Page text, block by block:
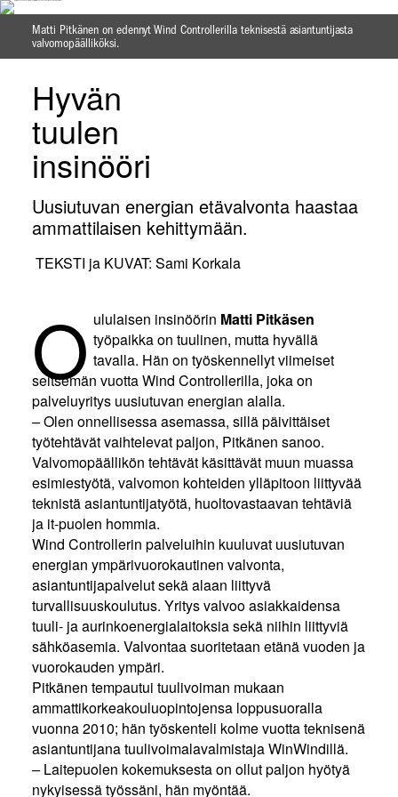
Matti Pitkänen on edennyt Wind Controllerilla teknisestä asiantuntijasta
valvomopäälliköksi.
Hyvän
tuulen
insinööri
Uusiutuvan energian etävalvonta haastaa
ammattilaisen kehittymään.
TEKSTI ja KUVAT: Sami Korkala
O ululaisen insinöörin Matti Pitkäsen
työpaikka on tuulinen, mutta hyvällä
tavalla. Hän on työskennellyt viimeiset
seitsemän vuotta Wind Controllerilla, joka on
palveluyritys uusiutuvan energian alalla.
– Olen onnellisessa asemassa, sillä päivittäiset
työtehtävät vaihtelevat paljon, Pitkänen sanoo.
Valvomopäällikön tehtävät käsittävät muun muassa
esimiestyötä, valvomon kohteiden ylläpitoon liittyvää
teknistä asiantuntijatyötä, huoltovastaavan tehtäviä
ja it-puolen hommia.
Wind Controllerin palveluihin kuuluvat uusiutuvan
energian ympärivuorokautinen valvonta,
asiantuntijapalvelut sekä alaan liittyvä
turvallisuuskoulutus. Yritys valvoo asiakkaidensa
tuuli- ja aurinkoenergialaitoksia sekä niihin liittyviä
sähköasemia. Valvontaa suoritetaan etänä vuoden ja
vuorokauden ympäri.
Pitkänen tempautui tuulivoiman mukaan
ammattikorkeakouluopintojensa loppusuoralla
vuonna 2010; hän työskenteli kolme vuotta teknisenä
asiantuntijana tuulivoimalavalmistaja WinWindillä.
– Laitepuolen kokemuksesta on ollut paljon hyötyä
nykyisessä työssäni, hän myöntää.